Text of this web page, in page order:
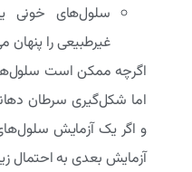
سلول‌های خونی
غیرطبیعی را پنهان
اگرچه ممکن است
اما شکل‌گیری سرطان
و اگر یک آزمایش
آزمایش بعدی به احتمال